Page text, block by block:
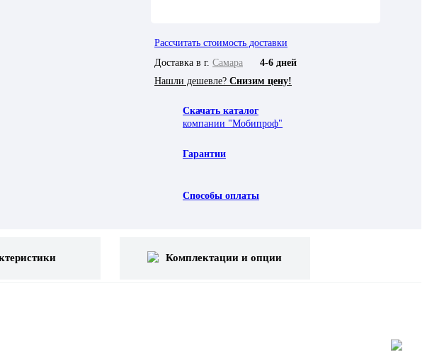
Рассчитать стоимость доставки
Доставка в г. Самара
4-6 дней
Нашли дешевле? Снизим цену!
Скачать каталог
компании "Мобипроф"
Гарантии
Способы оплаты
Комплектации и опции